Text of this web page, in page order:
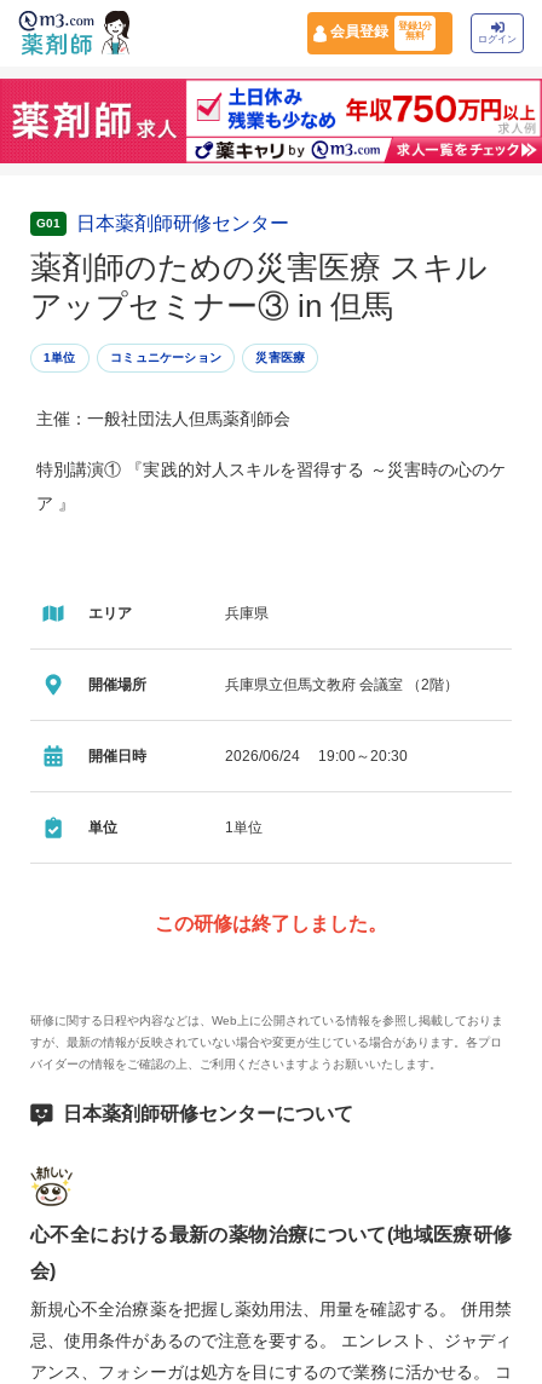
会員登録
登録1分
無料
ログイン
G01 日本薬剤師研修センター
薬剤師のための災害医療 スキル
アップセミナー③ in 但馬
1単位 コミュニケーション 災害医療
主催：一般社団法人但馬薬剤師会
特別講演① 『実践的対人スキルを習得する ～災害時の心のケ
ア 』
エリア 兵庫県
開催場所 兵庫県立但馬文教府 会議室 （2階）
開催日時 2026/06/24 19:00～20:30
単位 1単位
この研修は終了しました。
研修に関する日程や内容などは、Web上に公開されている情報を参照し掲載しておりま
すが、最新の情報が反映されていない場合や変更が生じている場合があります。各プロ
バイダーの情報をご確認の上、ご利用くださいますようお願いいたします。
日本薬剤師研修センターについて
心不全における最新の薬物治療について(地域医療研修
会)
新規心不全治療薬を把握し薬効用法、用量を確認する。 併用禁
忌、使用条件があるので注意を要する。 エンレスト、ジャディ
アンス、フォシーガは処方を目にするので業務に活かせる。 コ